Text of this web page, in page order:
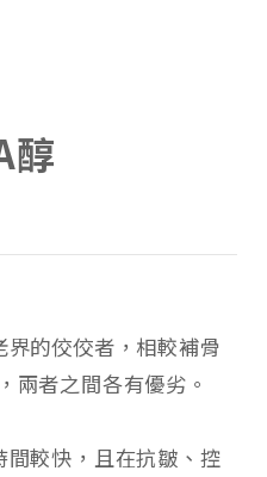
醇
的佼佼者，相較補骨
兩者之間各有優劣。
較快，且在抗皺、控